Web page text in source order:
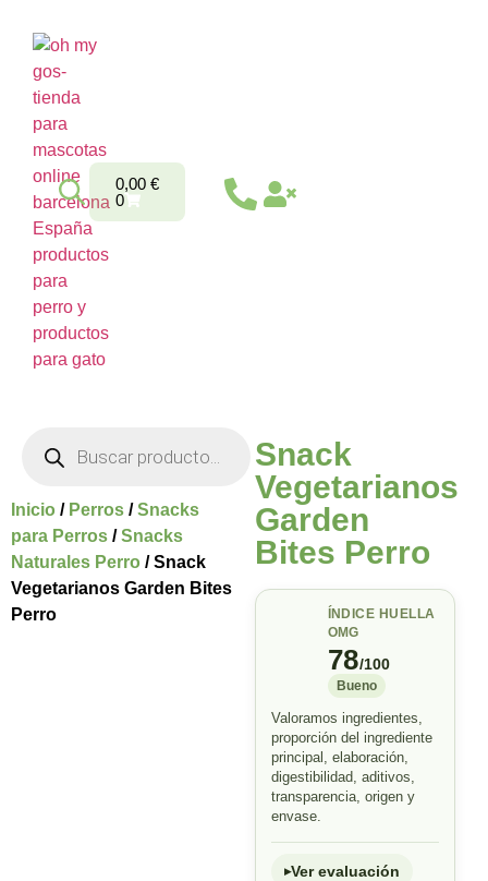
0,00 €
0
Inicio / Perros /Snacks
para Perros /Snacks
Naturales Perro / Snack
Vegetarianos Garden Bites
Perro
Snack
Vegetarianos
Garden
Bites Perro
ÍNDICE HUELLA
OMG
78/100
Bueno
Valoramos ingredientes,
proporción del ingrediente
principal, elaboración,
digestibilidad, aditivos,
transparencia, origen y
envase.
Ver evaluación